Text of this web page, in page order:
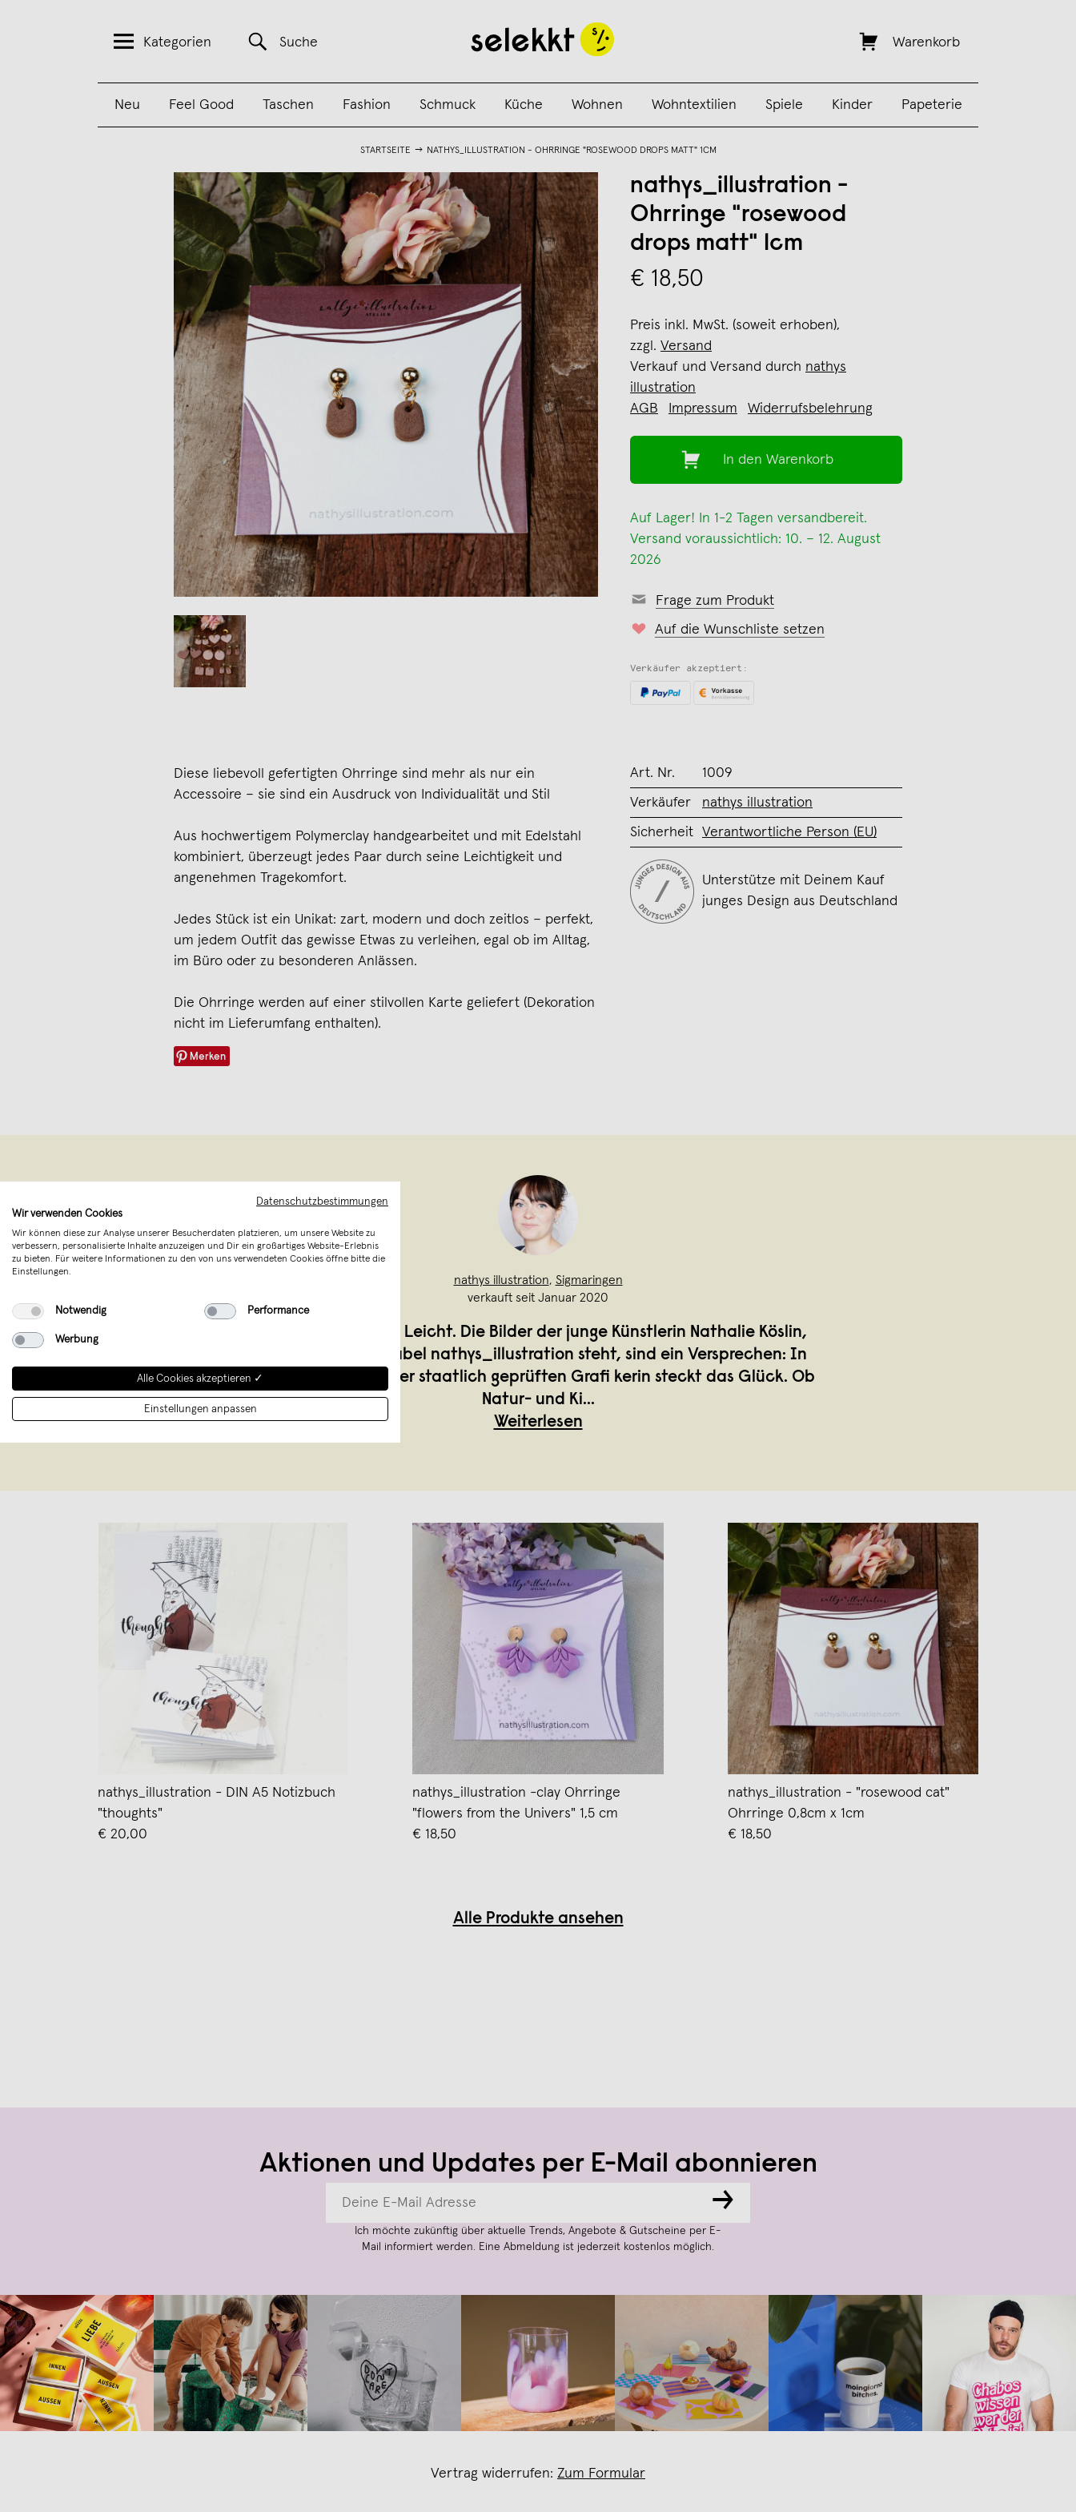
Kategorien Suche Warenkorb
Neu Feel Good Taschen Fashion Schmuck Küche Wohnen Wohntextilien Spiele Kinder Papeterie
STARTSEITE NATHYS_ILLUSTRATION - OHRRINGE "ROSEWOOD DROPS MATT" 1CM
nathys_illustration -
Ohrringe "rosewood
drops matt" 1cm
€ 18,50
Preis inkl. MwSt. (soweit erhoben),
zzgl. Versand
Verkauf und Versand durch nathys
illustration
AGB
Impressum Widerrufsbelehrung
In den Warenkorb
Auf Lager! In 1-2 Tagen versandbereit.
Versand voraussichtlich: 10. – 12. August
2026
Frage zum Produkt
Auf die Wunschliste setzen
Verkäufer akzeptiert:
Diese liebevoll gefertigten Ohrringe sind mehr als nur ein
Accessoire – sie sind ein Ausdruck von Individualität und Stil
Aus hochwertigem Polymerclay handgearbeitet und mit Edelstahl
kombiniert, überzeugt jedes Paar durch seine Leichtigkeit und
angenehmen Tragekomfort.
Jedes Stück ist ein Unikat: zart, modern und doch zeitlos – perfekt,
um jedem Outfit das gewisse Etwas zu verleihen, egal ob im Alltag,
im Büro oder zu besonderen Anlässen.
Die Ohrringe werden auf einer stilvollen Karte geliefert (Dekoration
nicht im Lieferumfang enthalten).
Merken
Art. Nr. 1009
Verkäufer nathys illustration
Sicherheit Verantwortliche Person (EU)
Unterstütze mit Deinem Kauf
junges Design aus Deutschland
nathys illustration, Sigmaringen
verkauft seit Januar 2020
Natürlich. Stilvoll. Leicht. Die Bilder der junge Künstlerin Nathalie Köslin,
die hinter dem Label nathys_illustration steht, sind ein Versprechen: In
jeder Zeichnung der staatlich geprüften Grafi kerin steckt das Glück. Ob
Natur- und Ki...
Weiterlesen
nathys_illustration - DIN A5 Notizbuch
"thoughts"
€ 20,00
nathys_illustration -clay Ohrringe
"flowers from the Univers" 1,5 cm
€ 18,50
nathys_illustration - "rosewood cat"
Ohrringe 0,8cm x 1cm
€ 18,50
Alle Produkte ansehen
Aktionen und Updates per E-Mail abonnieren
→
Ich möchte zukünftig über aktuelle Trends, Angebote & Gutscheine per E-
Mail informiert werden. Eine Abmeldung ist jederzeit kostenlos möglich.
Vertrag widerrufen: Zum Formular
Datenschutzbestimmungen
Wir verwenden Cookies
Wir können diese zur Analyse unserer Besucherdaten platzieren, um unsere Website zu
verbessern, personalisierte Inhalte anzuzeigen und Dir ein großartiges Website-Erlebnis
zu bieten. Für weitere Informationen zu den von uns verwendeten Cookies öffne bitte die
Einstellungen.
Notwendig Performance
Werbung
Alle Cookies akzeptieren ✓
Einstellungen anpassen